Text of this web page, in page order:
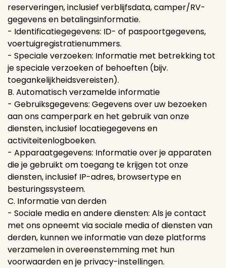
reserveringen, inclusief verblijfsdata, camper/RV-
gegevens en betalingsinformatie.
- Identificatiegegevens: ID- of paspoortgegevens,
voertuigregistratienummers.
- Speciale verzoeken: Informatie met betrekking tot
je speciale verzoeken of behoeften (bijv.
toegankelijkheidsvereisten).
B. Automatisch verzamelde informatie
- Gebruiksgegevens: Gegevens over uw bezoeken
aan ons camperpark en het gebruik van onze
diensten, inclusief locatiegegevens en
activiteitenlogboeken.
- Apparaatgegevens: Informatie over je apparaten
die je gebruikt om toegang te krijgen tot onze
diensten, inclusief IP-adres, browsertype en
besturingssysteem.
C. Informatie van derden
- Sociale media en andere diensten: Als je contact
met ons opneemt via sociale media of diensten van
derden, kunnen we informatie van deze platforms
verzamelen in overeenstemming met hun
voorwaarden en je privacy-instellingen.